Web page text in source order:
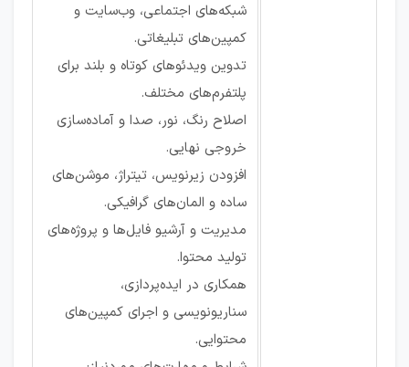
شبکه‌های اجتماعی، وب‌سایت و
کمپین‌های تبلیغاتی.
تدوین ویدئوهای کوتاه و بلند برای
پلتفرم‌های مختلف.
اصلاح رنگ، نور، صدا و آماده‌سازی
خروجی نهایی.
افزودن زیرنویس، تیتراژ، موشن‌های
ساده و المان‌های گرافیکی.
مدیریت و آرشیو فایل‌ها و پروژه‌های
تولید محتوا.
همکاری در ایده‌پردازی،
سناریونویسی و اجرای کمپین‌های
محتوایی.